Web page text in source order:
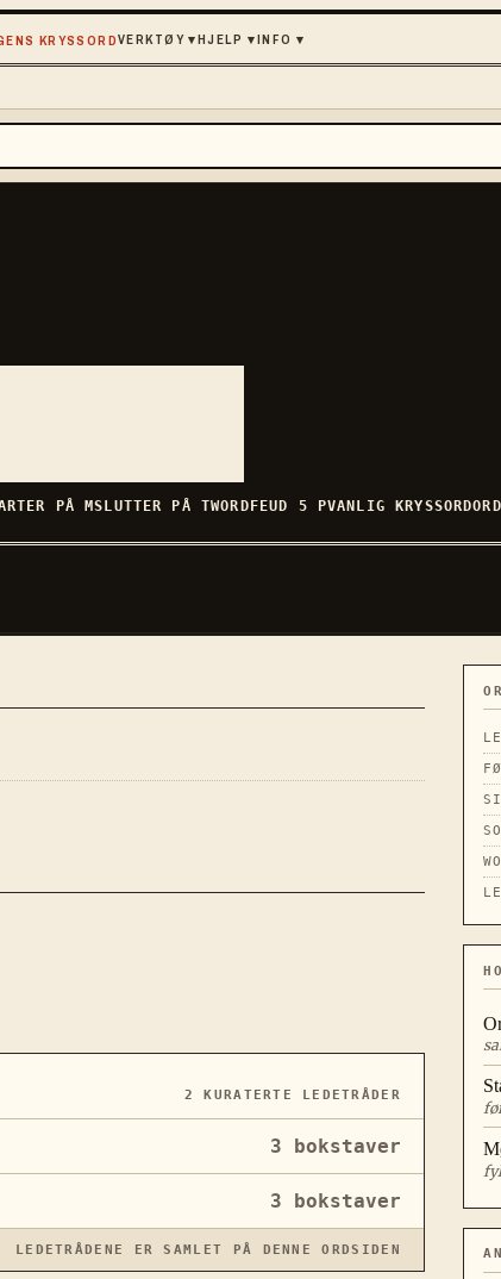
KRYSSORDVERKTØY▾HJELP ▾INFO ▾
PÅ MSLUTTER PÅ TWORDFEUD 5 PVANLIG KRYSSORDORD
2 KURATERTE LEDETRÅDER
3 bokstaver
3 bokstaver
LEDETRÅDENE ER SAMLET PÅ DENNE ORDSIDEN